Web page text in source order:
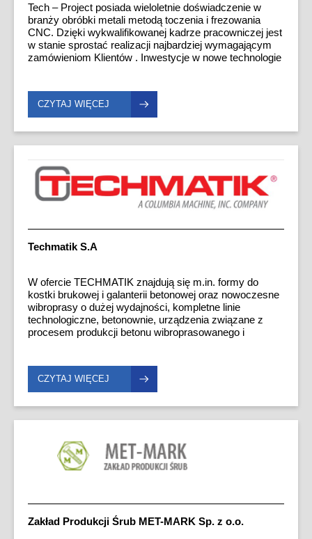
Tech – Project posiada wieloletnie doświadczenie w
branży obróbki metali metodą toczenia i frezowania
CNC. Dzięki wykwalifikowanej kadrze pracowniczej jest
w stanie sprostać realizacji najbardziej wymagającym
zamówieniom Klientów . Inwestycje w nowe technologie
realizuje produkcję mało , średnio i wielkoseryjną .
Szeroka oferta uzupełniająca w tym: obróbka
powierzchniowa i cieplna, znakowanie laserowe,
spawanie , montaż, mycie pozwala zaoferować
kontrahentom kompleksowe usługi związane z
organizacja stawia na długoterminowe, partnerskie
relacje, elastyczność i błyskawiczną reakcję na
problemy Klientów. Szczególną uwagę kieruje na aspekt
jakościowy produkowanych wyrobów, tak aby każdy z
solidnego, godnego zaufania partnera w biznesie.
CZYTAJ WIĘCEJ
Techmatik S.A
W ofercie TECHMATIK znajdują się m.in. formy do
kostki brukowej i galanterii betonowej oraz nowoczesne
wibroprasy o dużej wydajności, kompletne linie
technologiczne, betonownie, urządzenia związane z
procesem produkcji betonu wibroprasowanego i
zaawansowania technologicznego, gwarantujące
wysoką wydajność linii produkcyjnych, powtarzalność
produkcji oraz najwyższą jakość wyrobów.
Produkowane przez firmę maszyny, urządzenia i formy
są przystosowane do wysokowydajnej pracy na
uzyskanie najlepszych parametrów wyrobów poprzez
ich dokładne zagęszczenie, przy jednoczesnym
znacznym obniżeniu kosztów produkcji poprzez
Należą do nich moduły sterowania poszczególnymi
etapami lub zintegrowane systemy sterowania całym
CZYTAJ WIĘCEJ
Zakład Produkcji Śrub MET-MARK Sp. z o.o.